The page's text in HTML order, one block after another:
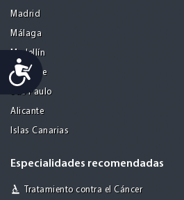
Accessibility
Madrid
Málaga
Medellín
San Jose
Sao Paulo
Alicante
Islas Canarias
Especialidades recomendadas
Tratamiento contra el Cáncer